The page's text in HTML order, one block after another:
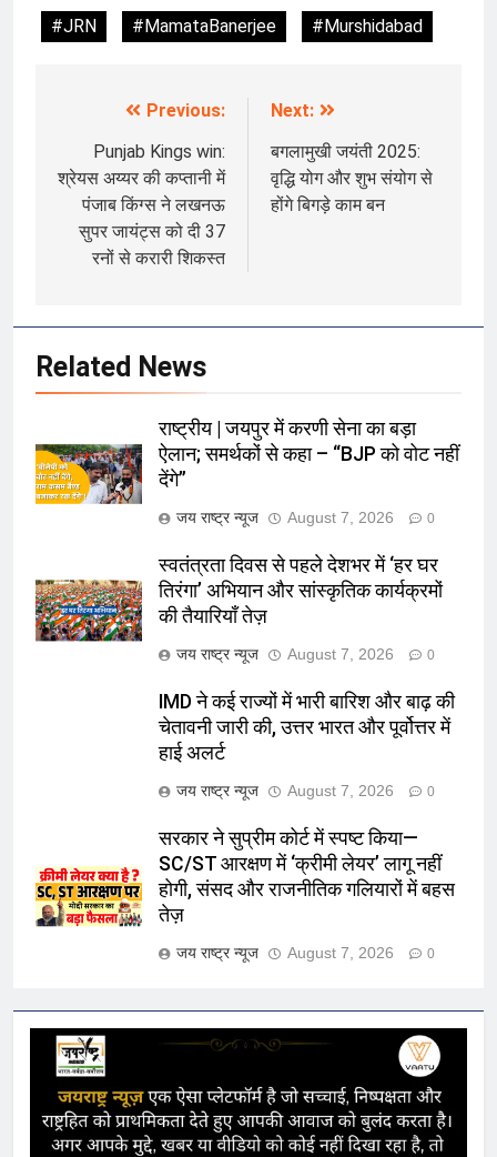
#JRN
#MamataBanerjee #Murshidabad
navigation
Previous:
Punjab Kings win:
श्रेयस अय्यर की कप्तानी में
पंजाब किंग्स ने लखनऊ
सुपर जायंट्स को दी 37
रनों से करारी शिकस्त
Next:
बगलामुखी जयंती 2025:
वृद्धि योग और शुभ संयोग से
होंगे बिगड़े काम बन
Related News
राष्ट्रीय | जयपुर में करणी सेना का बड़ा
ऐलान; समर्थकों से कहा – “BJP को वोट नहीं
देंगे”
जय राष्ट्र न्यूज August 7, 2026 0
स्वतंत्रता दिवस से पहले देशभर में ‘हर घर
तिरंगा’ अभियान और सांस्कृतिक कार्यक्रमों
की तैयारियाँ तेज़
जय राष्ट्र न्यूज August 7, 2026 0
IMD ने कई राज्यों में भारी बारिश और बाढ़ की
चेतावनी जारी की, उत्तर भारत और पूर्वोत्तर में
हाई अलर्ट
जय राष्ट्र न्यूज August 7, 2026 0
सरकार ने सुप्रीम कोर्ट में स्पष्ट किया—
SC/ST आरक्षण में ‘क्रीमी लेयर’ लागू नहीं
होगी, संसद और राजनीतिक गलियारों में बहस
तेज़
जय राष्ट्र न्यूज August 7, 2026 0